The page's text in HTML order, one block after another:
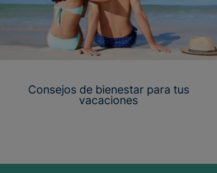
Consejos de bienestar para tus
vacaciones